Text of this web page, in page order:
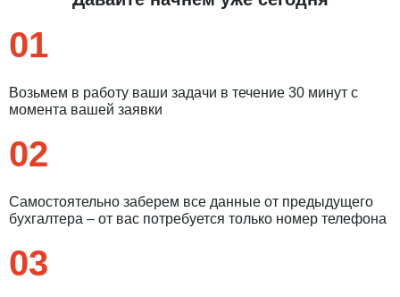
01
Возьмем в работу ваши задачи в течение 30 минут с
момента вашей заявки
02
Самостоятельно заберем все данные от предыдущего
бухгалтера – от вас потребуется только номер телефона
03